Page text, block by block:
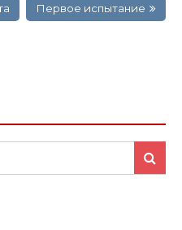
Первое испытание
Search